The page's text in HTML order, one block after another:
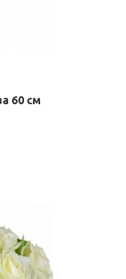
60 см